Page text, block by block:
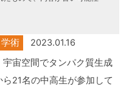
術
2023.01.16
宙空間でタンパク質生成
21名の中高生が参加して